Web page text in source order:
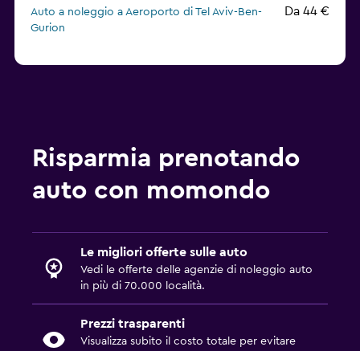
Auto a noleggio a Aeroporto di Tel Aviv-Ben-
Gurion
Da 44 €
Risparmia prenotando
auto con momondo
Le migliori offerte sulle auto
Vedi le offerte delle agenzie di noleggio auto
in più di 70.000 località.
Prezzi trasparenti
Visualizza subito il costo totale per evitare